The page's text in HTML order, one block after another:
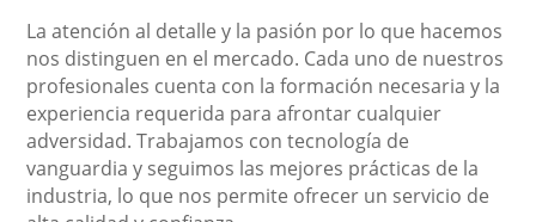
La atención al detalle y la pasión por lo que hacemos
nos distinguen en el mercado. Cada uno de nuestros
profesionales cuenta con la formación necesaria y la
experiencia requerida para afrontar cualquier
adversidad. Trabajamos con tecnología de
vanguardia y seguimos las mejores prácticas de la
industria, lo que nos permite ofrecer un servicio de